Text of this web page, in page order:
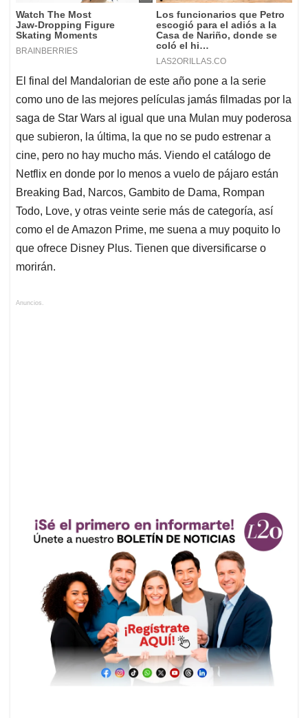
El final del Mandalorian de este año pone a la serie
como uno de las mejores películas jamás filmadas por la
saga de Star Wars al igual que una Mulan muy poderosa
que subieron, la última, la que no se pudo estrenar a
cine, pero no hay mucho más. Viendo el catálogo de
Netflix en donde por lo menos a vuelo de pájaro están
Breaking Bad, Narcos, Gambito de Dama, Rompan
Todo, Love, y otras veinte serie más de categoría, así
como el de Amazon Prime, me suena a muy poquito lo
que ofrece Disney Plus. Tienen que diversificarse o
morirán.
Anuncios.